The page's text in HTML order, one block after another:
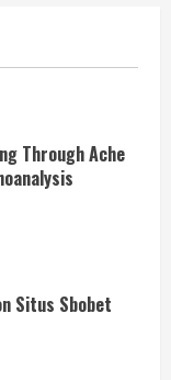
Through Ache
Situs Sbobet